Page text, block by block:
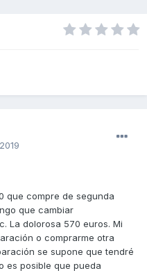
que compre de segunda
que cambiar
La dolorosa 570 euros. Mi
o comprarme otra
se supone que tendré
es posible que pueda